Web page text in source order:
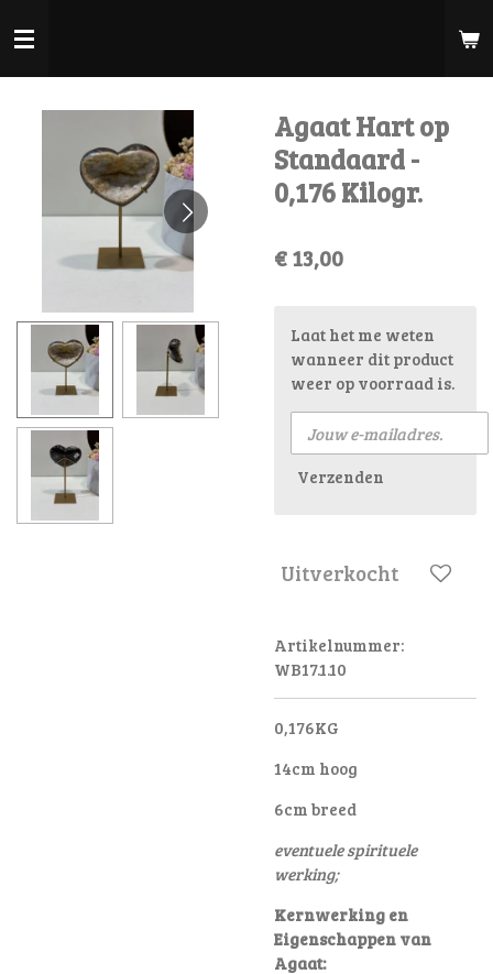
direct
Agaat Hart op
Standaard -
0,176 Kilogr.
€ 13,00
Laat het me weten
wanneer dit product
weer op voorraad is.
Verzenden
Uitverkocht
Artikelnummer:
WB17.1.10
0,176KG
14cm hoog
6cm breed
eventuele spirituele
werking;
Kernwerking en
Eigenschappen van
Agaat: